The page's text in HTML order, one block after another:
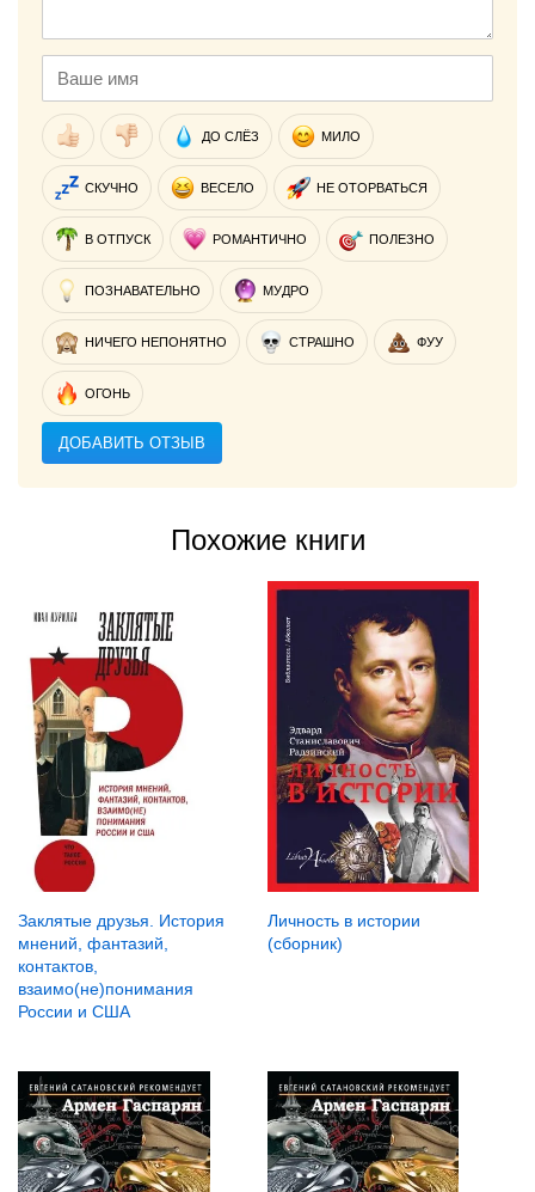
ДО СЛЁЗ МИЛО
СКУЧНО ВЕСЕЛО НЕ ОТОРВАТЬСЯ
В ОТПУСК РОМАНТИЧНО ПОЛЕЗНО
ПОЗНАВАТЕЛЬНО МУДРО
НИЧЕГО НЕПОНЯТНО СТРАШНО ФУУ
ОГОНЬ
ДОБАВИТЬ ОТЗЫВ
Похожие книги
Заклятые друзья. История
мнений, фантазий,
контактов,
взаимо(не)понимания
России и США
Личность в истории
(сборник)